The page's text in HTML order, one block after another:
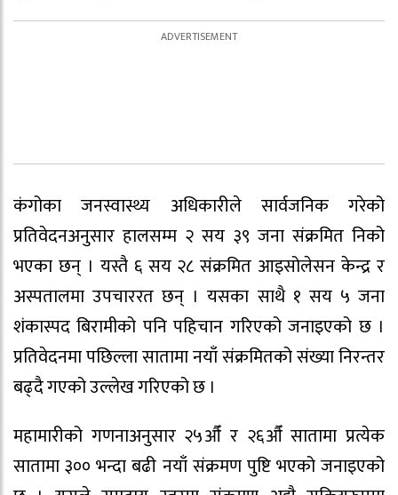
कंगोका जनस्वास्थ्य अधिकारीले सार्वजनिक गरेको
प्रतिवेदनअनुसार हालसम्म २ सय ३९ जना संक्रमित निको
भएका छन् । यस्तै ६ सय २८ संक्रमित आइसोलेसन केन्द्र र
अस्पतालमा उपचाररत छन् । यसका साथै १ सय ५ जना
शंकास्पद बिरामीको पनि पहिचान गरिएको जनाइएको छ ।
प्रतिवेदनमा पछिल्ला सातामा नयाँ संक्रमितको संख्या निरन्तर
बढ्दै गएको उल्लेख गरिएको छ ।
महामारीको गणनाअनुसार २५औँ र २६औँ सातामा प्रत्येक
सातामा ३०० भन्दा बढी नयाँ संक्रमण पुष्टि भएको जनाइएको